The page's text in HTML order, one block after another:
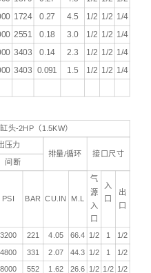
1724 0.27 4.5 1/2 1/2 1/4
2551 0.18 3.0 1/2 1/2 1/4
3403 0.14 2.3 1/2 1/2 1/4
3403 0.091 1.5 1/2 1/2 1/4
头-2HP （ 1.5KW）
压力
排量/循环 接口尺寸
间断
PSI BAR CU.IN M.L
气
源
入
口
入
口
出
口
3200 221 4.05 66.4 1/2 1
1/2
4800 331 2.07 44.3 1/2 1
1/2
8000 552 1.62 26.6 1/2 1/2 1/2